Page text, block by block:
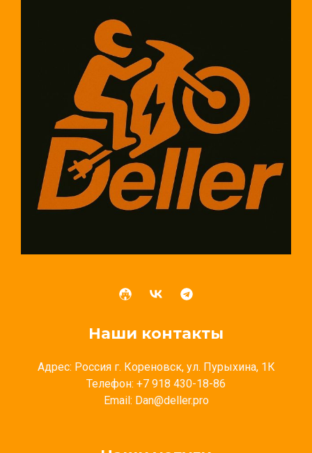
Наши контакты
Адрес: Россия г. Кореновск, ул. Пурыхина, 1К
Телефон: +7 918 430-18-86
Email: Dan@deller.pro